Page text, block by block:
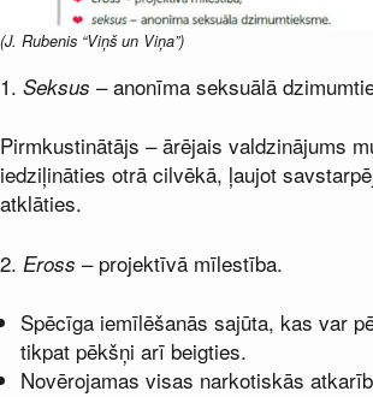
(J. Rubenis “Viņš un Viņa”)
1. Seksus – anonīma seksuālā
Pirmkustinātājs – ārējais valdzinājums
iedziļināties otrā cilvēkā, ļaujot
atklāties.
2. Eross – projektīvā mīlestība.
Spēcīga iemīlēšanās sajūta, kas var
tikpat pēkšņi arī beigties.
Novērojamas visas narkotiskās